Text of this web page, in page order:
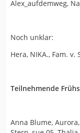
Alex_aufdemweg,
Noch unklar:
Hera, NIKA., Fam. v.
Teilnehmende
Anna Blume,